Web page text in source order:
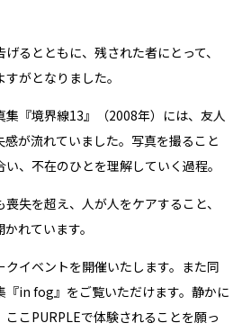
るとともに、残された者にとって、
がとなりました。
集『境界線13』（2008年）には、友人
が流れていました。写真を撮ること
、不在のひとを理解していく過程。
失を超え、人が人をケアすること、
れています。
イベントを開催いたします。また同
『in fog』をご覧いただけます。静かに
こPURPLEで体験されることを願っ